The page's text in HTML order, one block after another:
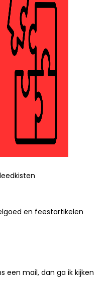
en feestartikelen
een mail, dan ga ik kijken